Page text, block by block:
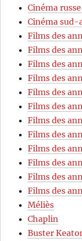
Cinéma
Cinéma sud-
Films des
Films des
Films des
Films des
Films des
Films des
Films des
Films des
Films des
Films des
Films des
Films des
Méliès
Chaplin
Buster